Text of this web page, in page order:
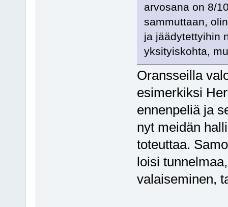
arvosana on 8/
sammuttaan,
ja jäädytettyihin
yksityiskohta,
Oransseilla
esimerkiksi
ennenpeliä ja
nyt meidän
toteuttaa.
loisi
valaiseminen,